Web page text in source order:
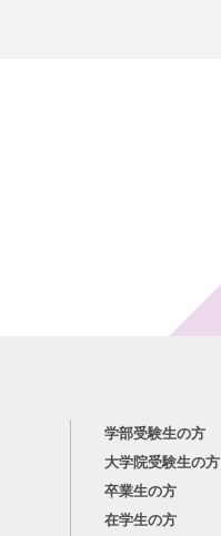
学部受験生の方
大学院受験生の方
卒業生の方
在学生の方